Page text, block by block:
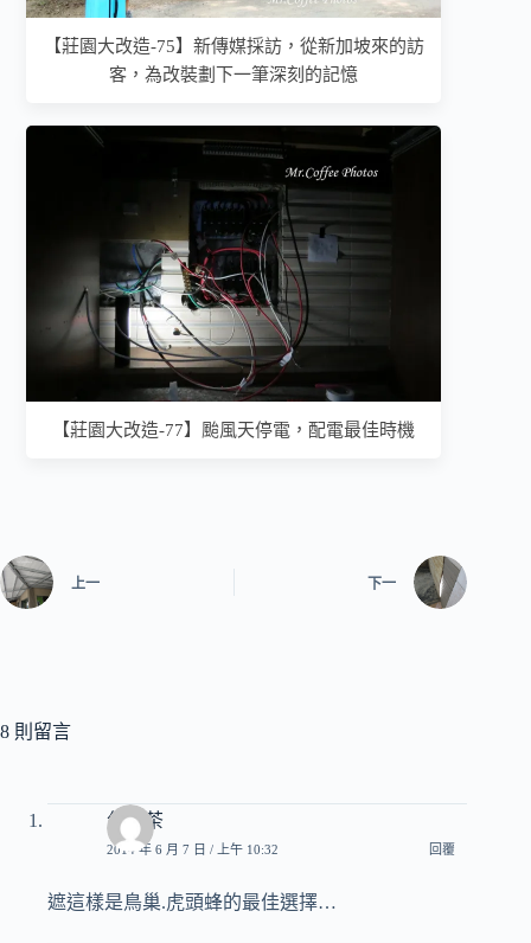
【莊園大改造-75】新傳媒採訪，從新加坡來的訪
客，為改裝劃下一筆深刻的記憶
【莊園大改造-77】颱風天停電，配電最佳時機
上一 下一
8 則留言
包種茶
2014 年 6 月 7 日 / 上午 10:32 回覆
遮這樣是鳥巢.虎頭蜂的最佳選擇…